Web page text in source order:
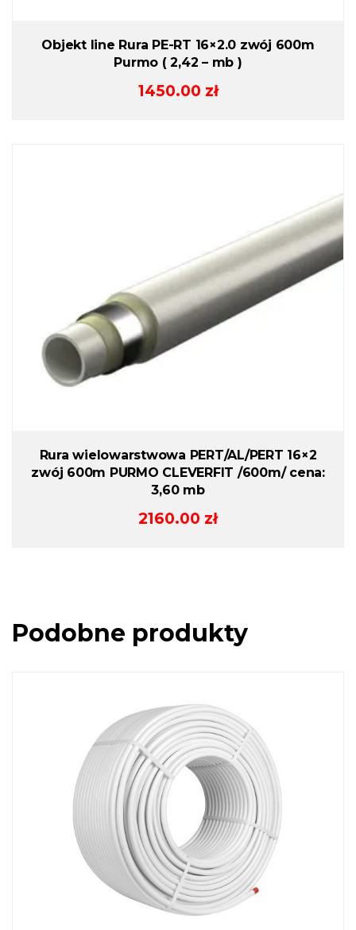
Objekt line Rura PE-RT 16×2.0 zwój 600m
Purmo ( 2,42 – mb )
1450.00 zł
Rura wielowarstwowa PERT/AL/PERT 16×2
zwój 600m PURMO CLEVERFIT /600m/ cena:
3,60 mb
2160.00 zł
Podobne produkty